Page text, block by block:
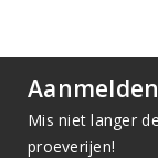
Mis niet langer
proeverijen!